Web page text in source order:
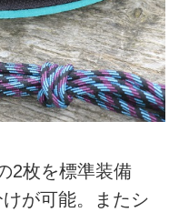
2枚を標準装備
が可能。またシ